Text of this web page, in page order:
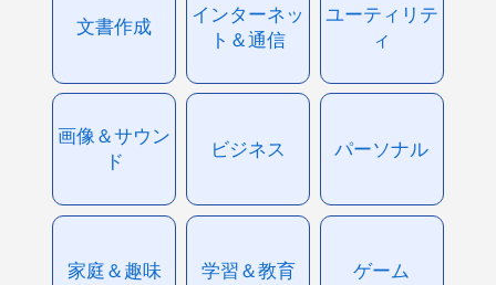
文書作成
インターネッ
ト＆通信
ユーティリテ
ィ
画像＆サウン
ド
ビジネス パーソナル
家庭＆趣味 学習＆教育 ゲーム